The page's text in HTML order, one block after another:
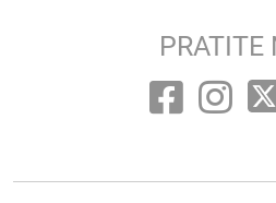
PRATITE